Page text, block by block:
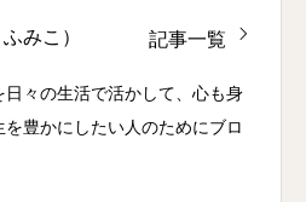
みこ） 記事一覧
々の生活で活かして、心も身
豊かにしたい人のためにブロ